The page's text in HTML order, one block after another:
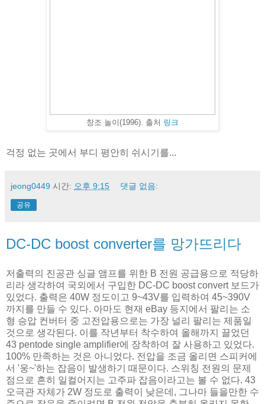
창조 놀이(1996). 출처 링크
걱정 없는 곳에서 부디 평안히 쉬시기를...
jeong0449 시간: 오후 9:15 댓글 없음:
공유
DC-DC boost converter를 망가뜨리다
저출력의 진공관 싱글 앰프를 위한 B 전원 공급용으로 적당하
리라 생각하여 국외에서 구입한 DC-DC boost convert 보드가
있었다. 출력은 40W 정도이고 9~43V를 입력하여 45~390V
까지를 만들 수 있다. 아마도 현재 eBay 등지에서 팔리는 소
형 승압 컨버터 중 고전압용으로는 가장 널리 팔리는 제품일
것으로 생각된다. 이를 작년부터 착수하여 올해까지 끌었던
43 pentode single amplifier에 장착하여 잘 사용하고 있었다.
100% 만족하는 것은 아니었다. 전압을 조금 올리면 스피커에
서 '웅~'하는 잡음이 발생하기 때문이다. 스위칭 전원의 문제
점으로 흔히 일컬어지는 고주파 잡음이라고는 볼 수 없다. 43
오극관 자체가 2W 정도로 출력이 낮은데, 그나마 들을만한 수